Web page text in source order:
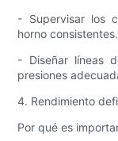
- Supervisar los
horno consistentes.
- Diseñar líneas
presiones
4. Rendimiento
Por qué es